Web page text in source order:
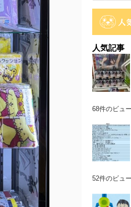
人
人気記事
68件のビュー
52件のビュー